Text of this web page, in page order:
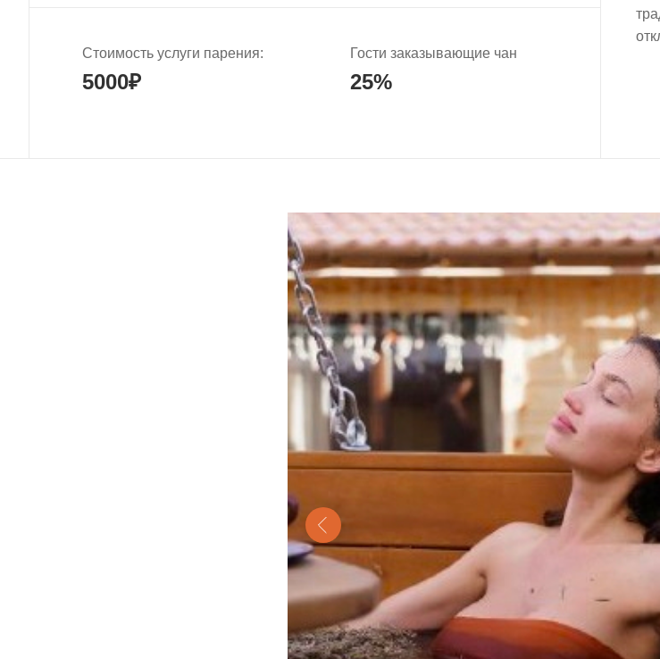
Стоимость услуги парения:
5000₽
Гости заказывающие чан
25%